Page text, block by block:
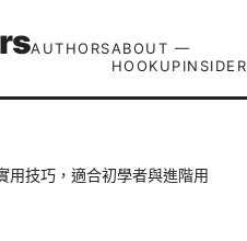
AUTHORSABOUT —
用技巧，適合初學者與進階用